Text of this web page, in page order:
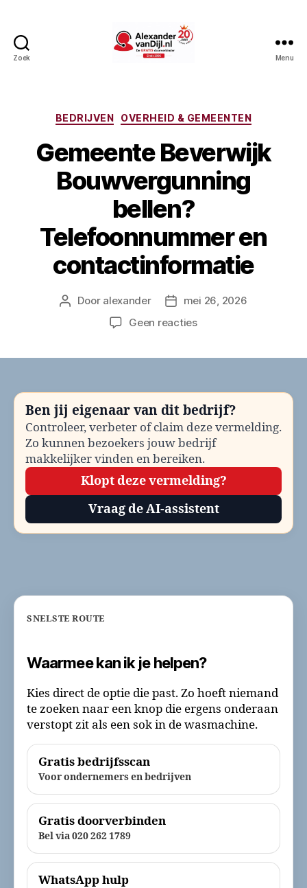
Zoek Menu
Categorieën
BEDRIJVEN OVERHEID & GEMEENTEN
Gemeente Beverwijk
Bouwvergunning
bellen?
Telefoonnummer en
contactinformatie
Berichtauteur
Door alexander Berichtdatum
mei 26, 2026
Geen reactiesop
Telefoonnummer
en
contactinformatie
Ben jij eigenaar van dit bedrijf?
Controleer, verbeter of claim deze vermelding.
Zo kunnen bezoekers jouw bedrijf
makkelijker vinden en bereiken.
Klopt deze vermelding?
Vraag de AI-assistent
SNELSTE ROUTE
Waarmee kan ik je helpen?
Kies direct de optie die past. Zo hoeft niemand
te zoeken naar een knop die ergens onderaan
verstopt zit als een sok in de wasmachine.
Gratis bedrijfsscan
Voor ondernemers en bedrijven
Gratis doorverbinden
Bel via 020 262 1789
WhatsApp hulp